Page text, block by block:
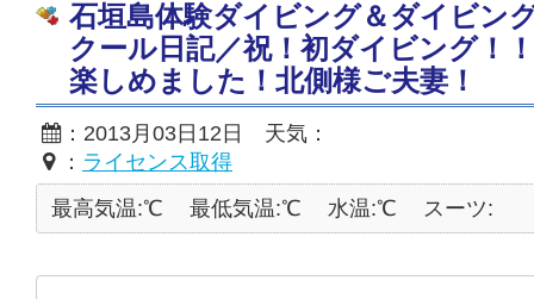
石垣島体験ダイビング＆ダイビン
クール日記／祝！初ダイビング！
楽しめました！北側様ご夫妻！
：2013月03日12日 天気：
： ライセンス取得
最高気温:℃
最低気温:℃ 水温:℃ スーツ: